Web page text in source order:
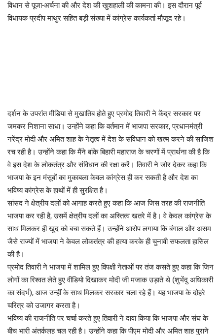
विधान से पूजा-अर्चना की और देश की खुशहाली की कामना की। इस दौरान पूर्व
विधायक प्रदीप माथुर सहित बड़ी संख्या में कांग्रेस कार्यकर्ता मौजूद रहे।
दर्शन के उपरांत मीडिया से मुखातिब होते हुए प्रमोद तिवारी ने केंद्र सरकार पर
जमकर निशाना साधा। उन्होंने कहा कि वर्तमान में भाजपा सरकार, प्रधानमंत्री
नरेंद्र मोदी और अमित शाह के नेतृत्व में देश के संविधान को खत्म करने की साजिश
रच रही है। उन्होंने कहा कि मैंने बांके बिहारी महाराज के चरणों में प्रार्थना की है कि
वे इस देश के लोकतंत्र और संविधान की रक्षा करें। तिवारी ने जोर देकर कहा कि
भाजपा के इन मंसूबों का मुकाबला केवल कांग्रेस ही कर सकती है और देश का
भविष्य कांग्रेस के हाथों में ही सुरक्षित है।
सांसद ने क्षेत्रीय दलों को आगाह करते हुए कहा कि आज जिस तरह की राजनीति
भाजपा कर रही है, उसमें क्षेत्रीय दलों का अस्तित्व खतरे में है। वे केवल कांग्रेस के
साथ मिलकर ही खुद को बचा सकते हैं। उन्होंने आरोप लगाया कि बंगाल और असम
जैसे राज्यों में भाजपा ने केवल लोकतंत्र की हत्या करके ही चुनावी सफलता हासिल
की है।
प्रमोद तिवारी ने भाजपा में शामिल हुए विपक्षी नेताओं पर तंज कसते हुए कहा कि जिन
लोगों का रिश्वत लेते हुए वीडियो दिखाकर मोदी जी मजाक उड़ाते थे (शुभेंदु अधिकारी
का संदर्भ), आज उन्हीं के साथ मिलकर सरकार चला रहे हैं। यह भाजपा के दोहरे
चरित्र को उजागर करता है।
भविष्य की राजनीति पर चर्चा करते हुए तिवारी ने दावा किया कि भाजपा और संघ के
बीच भारी अंतर्कलह चल रही है। उन्होंने कहा कि पीएम मोदी और अमित शाह पुराने